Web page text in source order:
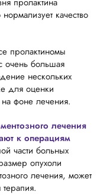
нормализует качество
пролактиномы
очень большая
нескольких
для оценки
фоне лечения.
лечения
к операциям
части больных
опухоли
лечения, может